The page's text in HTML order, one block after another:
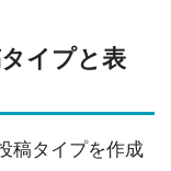
イプと表
稿タイプを作成